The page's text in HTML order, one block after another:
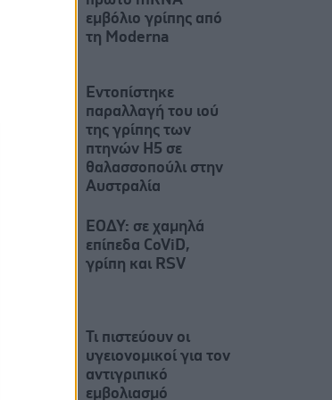
εμβόλιο γρίπης από
τη Moderna
Εντοπίστηκε
παραλλαγή του ιού
της γρίπης των
πτηνών H5 σε
θαλασσοπούλι στην
Αυστραλία
ΕΟΔΥ: σε χαμηλά
επίπεδα CoViD,
γρίπη και RSV
Τι πιστεύουν οι
υγειονομικοί για τον
αντιγριπικό
εμβολιασμό